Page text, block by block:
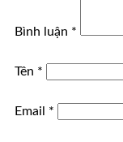
Bình luận *
Tên *
Email *